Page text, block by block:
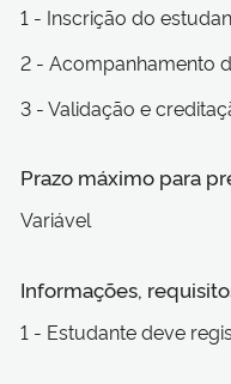
1 - Inscrição do
2 - Acompanhamento
3 - Validação e
Prazo máximo para
Variável
Informações,
1 - Estudante deve